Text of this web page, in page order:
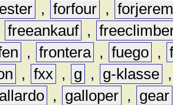
, forfour ,
freeankauf ,
, frontera , fuego ,
, fxx , g , g-klasse
, galloper ,
gear